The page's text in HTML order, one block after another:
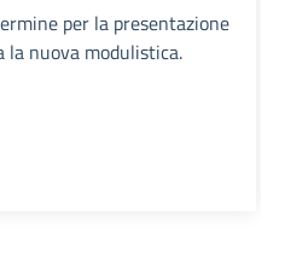
per la presentazione
la nuova modulistica.